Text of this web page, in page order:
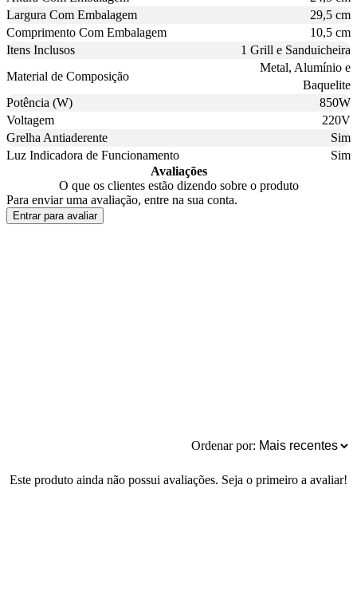
Largura Com Embalagem
29,5 cm
Comprimento Com Embalagem
10,5 cm
Itens Inclusos
1 Grill e Sanduicheira
Material de Composição
Metal, Alumínio e
Baquelite
Potência (W)
850W
Voltagem
220V
Grelha Antiaderente
Sim
Luz Indicadora de Funcionamento
Sim
Avaliações
O que os clientes estão dizendo sobre o produto
Para enviar uma avaliação, entre na sua conta.
Entrar para avaliar
Ordenar por:
Este produto ainda não possui avaliações. Seja o primeiro a avaliar!